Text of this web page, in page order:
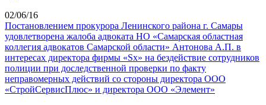
02/06/16
Постановлением прокурора Ленинского района г. Самары
удовлетворена жалоба адвоката НО «Самарская областная
коллегия адвокатов Самарской области» Антонова А.П. в
интересах директора фирмы «Sх» на бездействие сотрудников
полиции при доследственной проверки по факту
неправомерных действий со стороны директора ООО
«СтройСервисПлюс» и директора ООО «Элемент»